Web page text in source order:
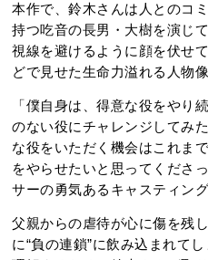
本作で、鈴木さんは人とのコ
持つ吃音の長男・大樹を演じ
視線を避けるように顔を伏せ
どで見せた生命力溢れる人物
「僕自身は、得意な役をやり
のない役にチャレンジしてみ
な役をいただく機会はこれま
をやらせたいと思ってくださ
サーの勇気あるキャスティン
父親からの虐待が心に傷を残
に“負の連鎖”に飲み込まれて